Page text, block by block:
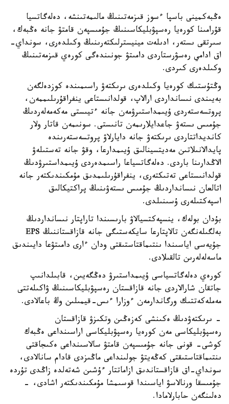
ەڭبەكمينى باسپا ءسوز قىزمەتىنىڭ مالىمەتىنشە، دەلەگاتسيا
قۇرامىنا كورەيا رەسپۋبليكاسىنىڭ جۇمىسپەن قامتۋ جانە ەڭبەك،
سىرتقى ىستەر، ادىلەت مينيسترلىكتەرىنىڭ وكىلدەرى، سونداي-
اق ادامي رەسۋرستاردى دامىتۋ جونىندەگى كورەي قىزمەتىنىڭ
وكىلدەرى كىردى.
وڭتۇستىك كورەيا وكىلدەرى ىرىكتەۋ راسىمىندە كوزدەلگەن
بەيىندى نىسانداردى ارالاپ، قولدانىستاعى ينفراقۇرىلىممەن،
پروتسەستەردى ۇيىمداستىرۋمەن جانە ءتيىستى مەكەمەلەردىڭ
جۇمىس ىستەۋ جاعدايلارىمەن تانىستى. سونىمەن قاتار ولار
كانديداتتاردى ىرىكتەۋ جانە دايارلاۋ پروتسەستەرىندە
پايدالانىلاتىن مەديتسينالىق ۇيىمدارعا، وقۋ جانە تەستىلەۋ
الاڭدارىنا باردى. دەلەگاتسياعا راسىمدەردى ۇيىمداستىرۋدىڭ
قولدانىستاعى تەتىكتەرى، ينفراقۇرىلىمدىق مۇمكىندىكتەر جانە
اتالعان نىسانداردىڭ جۇمىس ىستەۋىنىڭ پراكتيكالىق
اسپەكتىلەرى ۇسىنىلدى.
بۇدان بولەك، ينسپەكتسيالاۋ بارىسىندا تاراپتار نىسانداردىڭ
بەلگىلەنگەن تالاپتارعا سايكەستىگى جانە قازاقستاننىڭ EPS
جۇيەسى اياسىندا ىنتىماقتاستىقتى ودان ءارى دامىتۋعا دايىندىق
ماسەلەلەرىن تالقىلادى.
كورەي دەلەگاتسياسى ۇيىمداستىرۋ دەڭگەيىن، قابىلدانىپ
جاتقان شارالاردى جانە قازاقستان رەسپۋبليكاسىنىڭ ۋاكىلەتتى
مەملەكەتتىك ورگاندارمەن ءوزارا ءىس-قيمىلىن وڭ باعالادى.
- ىرىكتەۋدىڭ ەكىنشى كەزەڭىن وتكىزۋ قازاقستان
رەسپۋبليكاسى مەن كورەيا رەسپۋبليكاسى اراسىنداعى ەڭبەك
كوشى- قونى جانە جۇمىسپەن قامتۋ سالاسىنداعى ەكىجاقتى
ىنتىماقتاستىقتى كەڭەيتۋ جولىنداعى ماڭىزدى قادام سانالادى،
سونداي-اق قازاقستاندىق ازاماتتار ءۇشىن شەتەلدە زاڭدى تۇردە
جۇمىسقا ورنالاسۋ اياسىندا قوسىمشا مۇمكىندىكتەر اشادى، -
دەلىنگەن حابارلامادا.